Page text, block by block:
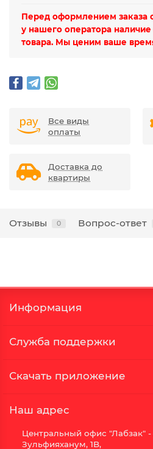
Перед оформлением заказа
у нашего оператора
товара. Мы ценим ваше
Все виды
оплаты
Доставка до
квартиры
Отзывы 0 Вопрос-ответ
Информация
Служба поддержки
Скачать приложение
Наш адрес
Центральный офис "Лабзак" -
Зульфияханум, 1B,